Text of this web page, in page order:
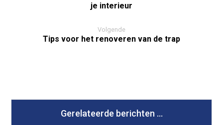
je interieur
Volgende
Tips voor het renoveren van de trap
Gerelateerde berichten ...